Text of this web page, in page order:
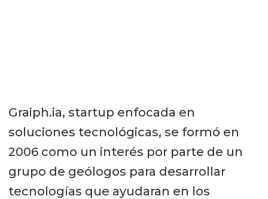
Graiph.ia, startup enfocada en
soluciones tecnológicas, se formó en
2006 como un interés por parte de un
grupo de geólogos para desarrollar
tecnologías que ayudaran en los